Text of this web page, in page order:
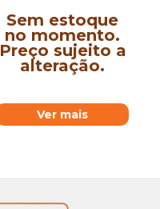
Sem estoque
no momento.
Preço sujeito a
alteração.
Ver mais